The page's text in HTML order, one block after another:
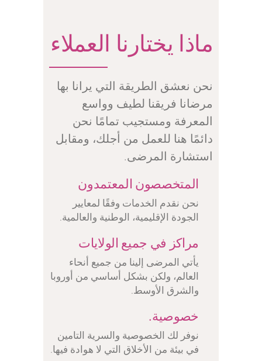
ماذا يختارنا العملاء
نحن نعشق الطريقة التي يرانا بها
مرضانا فريقنا لطيف وواسع
المعرفة ومستجيب تمامًا نحن
دائمًا هنا للعمل من أجلك، ومقابل
استشارة المرضى.
المتخصصون المعتمدون
نحن نقدم الخدمات وفقًا لمعايير
الجودة الإقليمية، الوطنية والعالمية.
مراكز في جميع الولايات
يأتي المرضى إلينا من جميع أنحاء
العالم، ولكن بشكل أساسي من أوروبا
والشرق الأوسط.
خصوصية.
نوفر لك الخصوصية والسرية التامين
في بيئة من الأخلاق التي لا هوادة فيها.